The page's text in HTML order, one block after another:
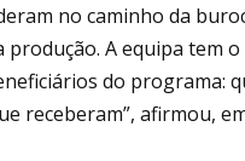
no caminho da
produção. A equipa tem
do programa:
receberam”, afirmou,